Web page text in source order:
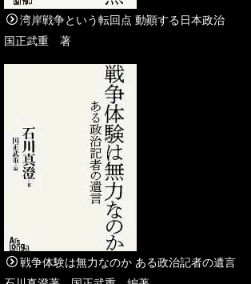
湾岸戦争という転回点 動顚する日本政治
国正武重 著
戦争体験は無力なのか ある政治記者の遺言